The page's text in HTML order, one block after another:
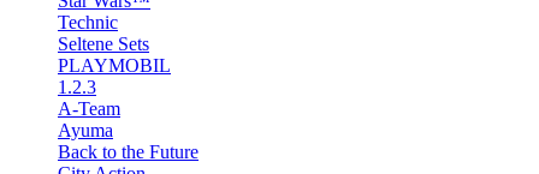
Technic
Seltene Sets
PLAYMOBIL
1.2.3
A-Team
Ayuma
Back to the Future